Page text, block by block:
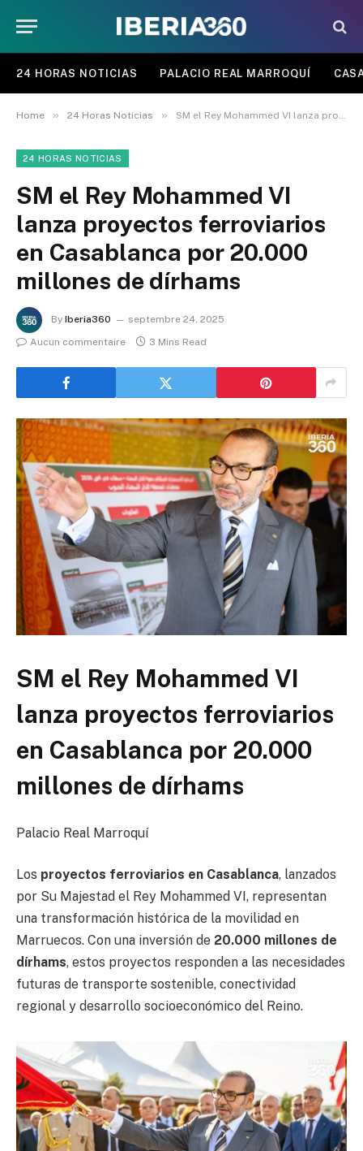
24 HORAS NOTICIAS PALACIO REAL MARROQUÍ
Home » 24 Horas Noticias » SM el Rey Mohammed VI lanza proyectos ferroviarios en Casablanca por 20.000 millones de dírhams
24 HORAS NOTICIAS
SM el Rey Mohammed VI
lanza proyectos ferroviarios
en Casablanca por 20.000
millones de dírhams
By Iberia360
septembre 24, 2025
Aucun commentaire
3 Mins Read
SM el Rey Mohammed VI
lanza proyectos ferroviarios
en Casablanca por 20.000
millones de dírhams
Palacio Real Marroquí
Los proyectos ferroviarios en Casablanca, lanzados
por Su Majestad el Rey Mohammed VI, representan
una transformación histórica de la movilidad en
Marruecos. Con una inversión de 20.000 millones de
dírhams, estos proyectos responden a las necesidades
futuras de transporte sostenible, conectividad
regional y desarrollo socioeconómico del Reino.